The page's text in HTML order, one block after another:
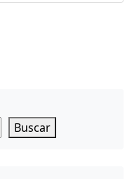
Buscar